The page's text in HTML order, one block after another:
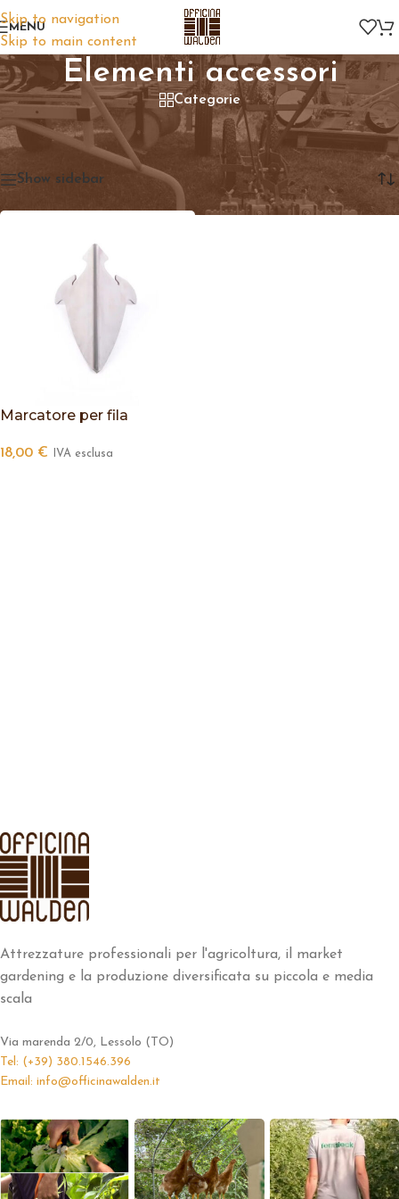
Skip to navigation
Skip to main content
MENU
Elementi accessori
Categorie
Home/Prodotti taggati “Elementi accessori”
Visualizzazione del risultato
Show sidebar
Marcatore per fila
18,00 € IVA esclusa
Attrezzature professionali per l'agricoltura, il market
gardening e la produzione diversificata su piccola e media
scala
Via marenda 2/0, Lessolo (TO)
Tel: (+39) 380.1546.396
Email: info@officinawalden.it